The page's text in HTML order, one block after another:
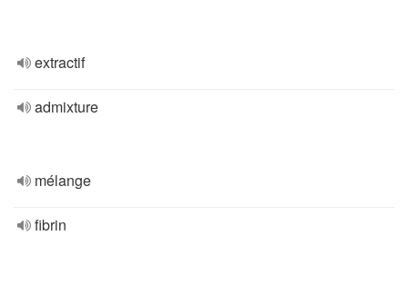
extractif
admixture
mélange
fibrin